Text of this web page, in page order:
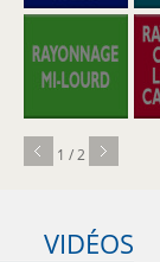
1 / 2
VIDÉOS